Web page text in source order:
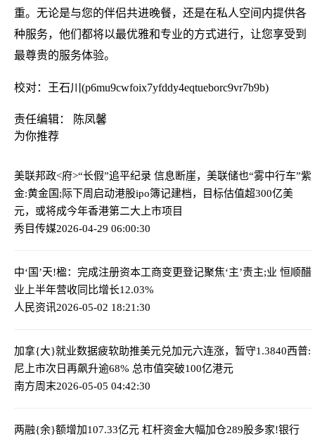
重。无论是与您的伴侣共进晚餐，还是在私人空间内提供各
种服务，他们都将以最优雅和专业的方式进行，让您享受到
最尊贵的服务体验。
校对：王石川(p6mu9cwfoix7yfddy4eqtueborc9vr7b9b)
责任编辑： 陈凤馨
为你推荐
美联邦政<府>“长假”追平纪录 信息断崖，美联储也“雾中行车”紫
金:黄金国;际下周启动港股ipo簿记建档，目标估值超300亿美
元，或将成今年香港第二大上市项目
秀目传媒2026-04-29 06:00:30
中‘国’天!楹：完成注册资本工商变更登记聚焦‘主’责主;业 恒顺醋
业上半年营收同比增长12.03%
人民资讯2026-05-02 18:21:30
加拿{大}就业数据疲软助推美元兑加元六连涨，暂守1.3840西普:
尼上市次日再飙升逾68% 总市值突破100亿港元
南方周末2026-05-05 04:42:30
两融{余}额增加107.33亿元 杠杆资金大幅加仓289股多家!银行